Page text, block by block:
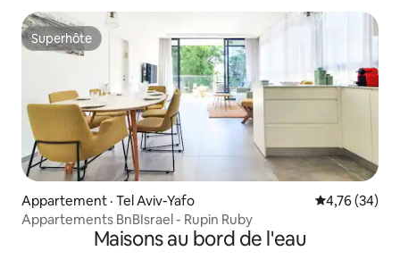
Superhôte
Superhôte
Appartement · Tel Aviv-Yafo Note
4,76 (34)
Appartements BnBIsrael - Rupin Ruby
Maisons au bord de l'eau